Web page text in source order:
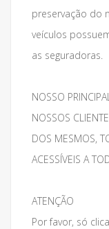
preservação do
veículos
as seguradoras.
NOSSO
NOSSOS
DOS MESMOS,
ACESSÍVEIS A
ATENÇÃO
Por favor, só